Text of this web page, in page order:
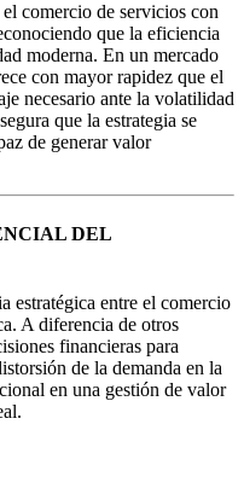
comercio de servicios con
que la eficiencia
moderna. En un mercado
con mayor rapidez que el
necesario ante la volatilidad
que la estrategia se
de generar valor
DEL
estratégica entre el comercio
A diferencia de otros
financieras para
de la demanda en la
en una gestión de valor